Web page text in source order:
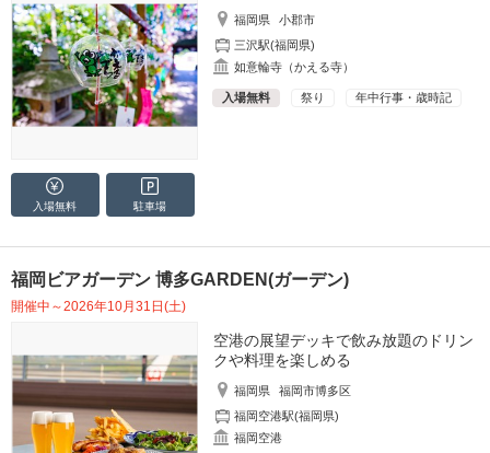
福岡県
小郡市
三沢駅(福岡県)
如意輪寺（かえる寺）
入場無料 祭り 年中行事・歳時記
入場無料 駐車場
福岡ビアガーデン 博多GARDEN(ガーデン)
開催中～2026年10月31日(土)
空港の展望デッキで飲み放題のドリン
クや料理を楽しめる
福岡県
福岡市博多区
福岡空港駅(福岡県)
福岡空港